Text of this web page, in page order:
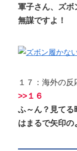
軍子さん、ズボ
無謀ですよ！
１７：海外の反
>>１６
ふ～ん？見てる
はまるで矢印の